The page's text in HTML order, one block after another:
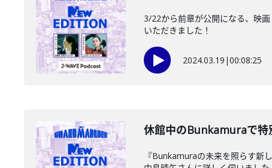
3/22から前章が公開になる、映
いただきました！
2024.03.19 |00:08:25
休館中のBunkamuraで特
『Bunkamuraの未来を照らす新